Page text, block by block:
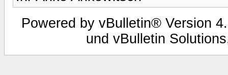
Powered by vBulletin® Version
und vBulletin